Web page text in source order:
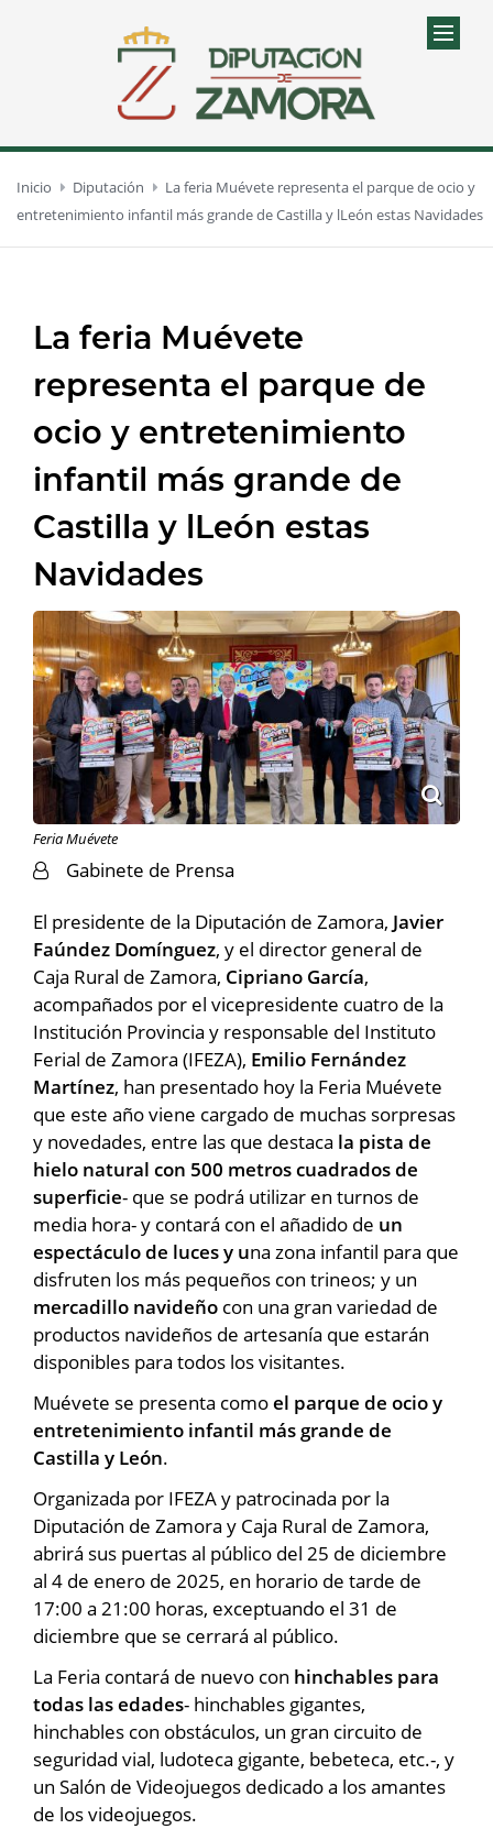
Inicio Diputación
La feria Muévete representa el parque de ocio y
entretenimiento infantil más grande de Castilla y lLeón estas Navidades
La feria Muévete
representa el parque de
ocio y entretenimiento
infantil más grande de
Castilla y lLeón estas
Navidades
Feria Muévete
Gabinete de Prensa
El presidente de la Diputación de Zamora, Javier
Faúndez Domínguez, y el director general de
Caja Rural de Zamora, Cipriano García,
acompañados por el vicepresidente cuatro de la
Institución Provincia y responsable del Instituto
Ferial de Zamora (IFEZA), Emilio Fernández
Martínez, han presentado hoy la Feria Muévete
que este año viene cargado de muchas sorpresas
y novedades, entre las que destaca la pista de
hielo natural con 500 metros cuadrados de
superficie- que se podrá utilizar en turnos de
media hora- y contará con el añadido de un
espectáculo de luces y una zona infantil para que
disfruten los más pequeños con trineos; y un
mercadillo navideño con una gran variedad de
productos navideños de artesanía que estarán
disponibles para todos los visitantes.
Muévete se presenta comoel parque de ocio y
entretenimiento infantil más grande de
Castilla y León.
Organizada por IFEZA y patrocinada por la
Diputación de Zamora y Caja Rural de Zamora,
abrirá sus puertas al público del 25 de diciembre
al 4 de enero de 2025, en horario de tarde de
17:00 a 21:00 horas, exceptuando el 31 de
diciembre que se cerrará al público.
La Feria contará de nuevo con hinchables para
todas las edades- hinchables gigantes,
hinchables con obstáculos, un gran circuito de
seguridad vial, ludoteca gigante, bebeteca, etc.-, y
un Salón de Videojuegos dedicado a los amantes
de los videojuegos.